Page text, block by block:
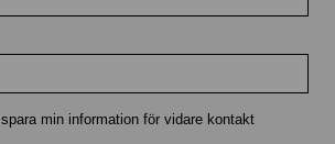
min information för vidare kontakt